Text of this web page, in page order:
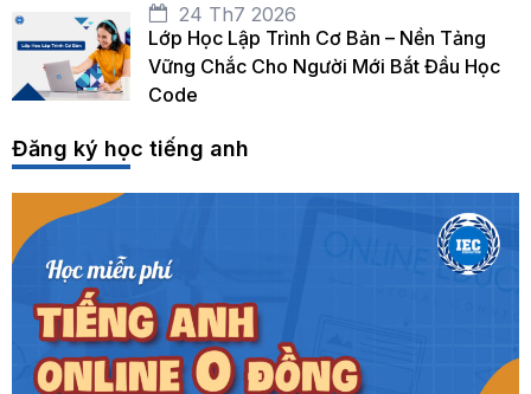
24 Th7 2026
Lớp Học Lập Trình Cơ Bản – Nền Tảng
Vững Chắc Cho Người Mới Bắt Đầu Học
Code
Đăng ký học tiếng anh